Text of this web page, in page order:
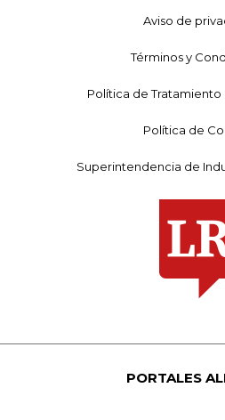
Aviso de
Términos y
Política de
Política de
Superintendencia de
PORTALES